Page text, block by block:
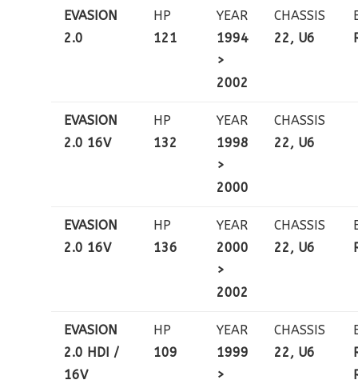
EVASION
2.0
HP
121
YEAR
1994
>
2002
CHASSIS
22, U6
EVASION
2.0 16V
HP
132
YEAR
1998
>
2000
CHASSIS
22, U6
EVASION
2.0 16V
HP
136
YEAR
2000
>
2002
CHASSIS
22, U6
EVASION
2.0 HDI /
16V
HP
109
YEAR
1999
>
CHASSIS
22, U6